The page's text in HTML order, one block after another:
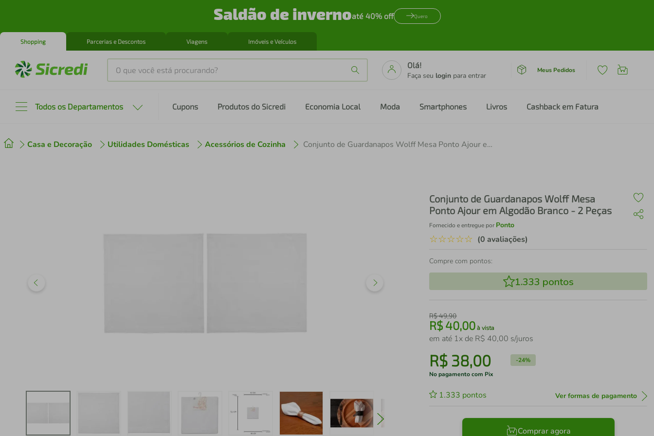
Saldão de invernoaté 40% off Quero
Shopping Parcerias e Descontos Viagens Imóveis e Veículos
O que você está procurando?
Olá!
Faça seu login para entrar
Meus Pedidos
Todos os Departamentos Cupons Produtos do Sicredi Economia Local Moda Smartphones Livros Cashback em Fatura
Casa e Decoração Utilidades Domésticas Acessórios de Cozinha Conjunto de Guardanapos Wolff Mesa Ponto Ajour em Algodão Branco - 2 Peças
Conjunto de Guardanapos Wolff Mesa
Ponto Ajour em Algodão Branco - 2 Peças
Fornecido e entregue por Ponto
☆☆☆☆☆ (0 avaliações)
Compre com pontos:
1.333 pontos
R$49,90
R$40,00 à vista
em até 1x de R$ 40,00 s/juros
R$ 38,00 -24%
No pagamento com Pix
1.333 pontos Ver formas de pagamento
Comprar agora
º cafeteira